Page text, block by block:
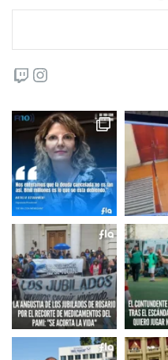
Twitch